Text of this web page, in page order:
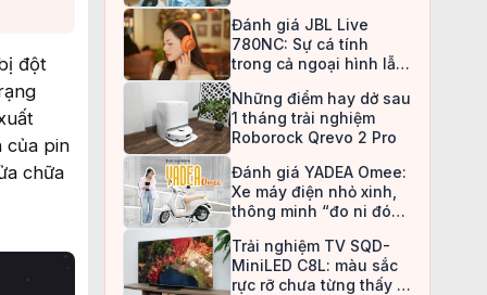
đột
của pin
chữa
an toàn
Đánh giá JBL Live
780NC: Sự cá tính
trong cả ngoại hình lẫn
Những điểm hay dở sau
1 tháng trải nghiệm
Roborock Qrevo 2 Pro
Đánh giá YADEA Omee:
Xe máy điện nhỏ xinh,
thông minh “đo ni đóng
Trải nghiệm TV SQD-
MiniLED C8L: màu sắc
rực rỡ chưa từng thấy ở